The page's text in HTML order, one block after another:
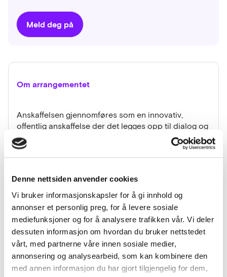
Denne nettsiden anvender cookies
Vi bruker informasjonskapsler for å gi innhold og
annonser et personlig preg, for å levere sosiale
mediefunksjoner og for å analysere trafikken vår. Vi deler
dessuten informasjon om hvordan du bruker nettstedet
vårt, med partnerne våre innen sosiale medier,
annonsering og analysearbeid, som kan kombinere den
med annen informasjon du har gjort tilgjengelig for dem,
Meld deg på
Om arrangementet
Anskaffelsen gjennomføres som en innovativ,
offentlig anskaffelse der det legges opp til dialog og
samspill med leverandører og fagmiljø i forkant av
konkurransen. Porsgrunn kommune inviterer derfor
interesserte landskapsarkitekter, rådgivende
Leverandørdialogen vil bestå av en
dialogkonferanse og derpå en-til-en-møter med de
aktørene som ønsker det.
Formålet med dialogkonferansen er å få innspill fra
leverandørene på hvordan Porsgrunn kommune kan
nå målsettingene med anskaffelsen – ref.
målsettingene under: